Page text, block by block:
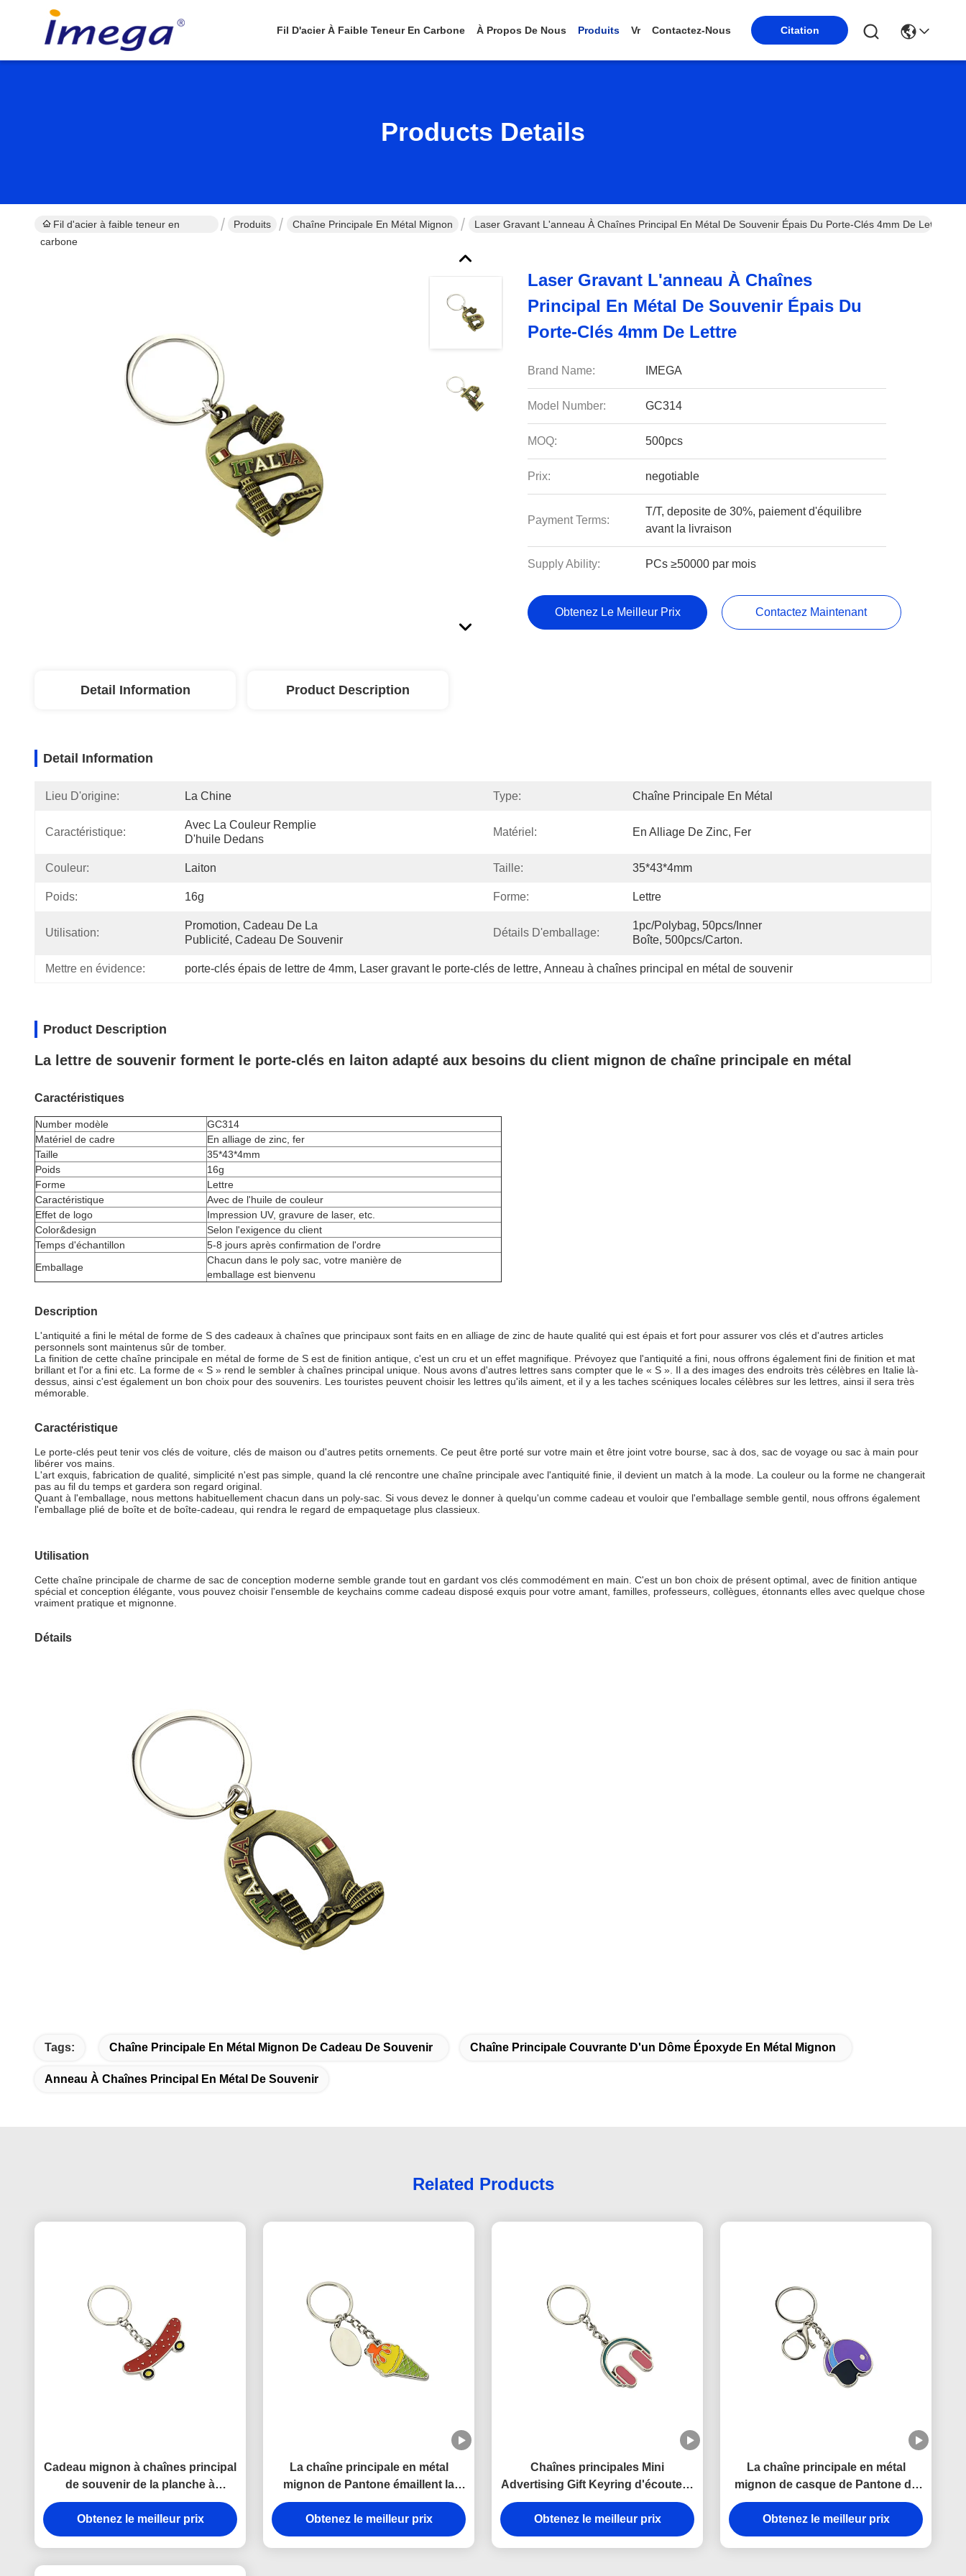
Fil D'acier À Faible Teneur En Carbone À Propos De Nous Produits Vr Contactez-Nous Citation
Products Details
Fil d'acier à faible teneur en
carbone
Produits Chaîne Principale En Métal Mignon Laser Gravant L'anneau À Chaînes Principal En Métal De Souvenir Épais Du Porte-Clés 4mm De Lettre
Laser Gravant L'anneau À Chaînes
Principal En Métal De Souvenir Épais Du
Porte-Clés 4mm De Lettre
Brand Name: IMEGA
Model Number: GC314
MOQ: 500pcs
Prix: negotiable
Payment Terms:
T/T, deposite de 30%, paiement d'équilibre
avant la livraison
Supply Ability: PCs ≥50000 par mois
Obtenez Le Meilleur Prix Contactez Maintenant
Detail Information Product Description
Detail Information
Lieu D'origine: La Chine Type: Chaîne Principale En Métal
Caractéristique:
Avec La Couleur Remplie
D'huile Dedans
Matériel: En Alliage De Zinc, Fer
Couleur: Laiton Taille: 35*43*4mm
Poids: 16g Forme: Lettre
Utilisation:
Promotion, Cadeau De La
Publicité, Cadeau De Souvenir
Détails D'emballage:
1pc/polybag, 50pcs/inner
Boîte, 500pcs/carton.
Mettre en évidence: porte-clés épais de lettre de 4mm, Laser gravant le porte-clés de lettre, Anneau à chaînes principal en métal de souvenir
Product Description
La lettre de souvenir forment le porte-clés en laiton adapté aux besoins du client mignon de chaîne principale en métal
Caractéristiques
Number modèle
GC314
Matériel de cadre
En alliage de zinc, fer
Taille
35*43*4mm
Poids
16g
Forme
Lettre
Caractéristique
Avec de l'huile de couleur
Effet de logo
Impression UV, gravure de laser, etc.
Color&design
Selon l'exigence du client
Temps d'échantillon
5-8 jours après confirmation de l'ordre
Emballage
Chacun dans le poly sac, votre manière de
emballage est bienvenu
Description
L'antiquité a fini le métal de forme de S des cadeaux à chaînes que principaux sont faits en en alliage de zinc de haute qualité qui est épais et fort pour assurer vos clés et d'autres articles
personnels sont maintenus sûr de tomber.
La finition de cette chaîne principale en métal de forme de S est de finition antique, c'est un cru et un effet magnifique. Prévoyez que l'antiquité a fini, nous offrons également fini de finition et mat
brillant et l'or a fini etc. La forme de « S » rend le sembler à chaînes principal unique. Nous avons d'autres lettres sans compter que le « S ». Il a des images des endroits très célèbres en Italie là-
dessus, ainsi c'est également un bon choix pour des souvenirs. Les touristes peuvent choisir les lettres qu'ils aiment, et il y a les taches scéniques locales célèbres sur les lettres, ainsi il sera très
mémorable.
Caractéristique
Le porte-clés peut tenir vos clés de voiture, clés de maison ou d'autres petits ornements. Ce peut être porté sur votre main et être joint votre bourse, sac à dos, sac de voyage ou sac à main pour
libérer vos mains.
L'art exquis, fabrication de qualité, simplicité n'est pas simple, quand la clé rencontre une chaîne principale avec l'antiquité finie, il devient un match à la mode. La couleur ou la forme ne changerait
pas au fil du temps et gardera son regard original.
Quant à l'emballage, nous mettons habituellement chacun dans un poly-sac. Si vous devez le donner à quelqu'un comme cadeau et vouloir que l'emballage semble gentil, nous offrons également
l'emballage plié de boîte et de boîte-cadeau, qui rendra le regard de empaquetage plus classieux.
Utilisation
Cette chaîne principale de charme de sac de conception moderne semble grande tout en gardant vos clés commodément en main. C'est un bon choix de présent optimal, avec de finition antique
spécial et conception élégante, vous pouvez choisir l'ensemble de keychains comme cadeau disposé exquis pour votre amant, familles, professeurs, collègues, étonnants elles avec quelque chose
vraiment pratique et mignonne.
Détails
Tags: Chaîne Principale En Métal Mignon De Cadeau De Souvenir Chaîne Principale Couvrante D'un Dôme Époxyde En Métal Mignon
Anneau À Chaînes Principal En Métal De Souvenir
Related Products
Cadeau mignon à chaînes principal
de souvenir de la planche à
roulettes en alliage de zinc mini
3.5mm Pantone de fer
Obtenez le meilleur prix
La chaîne principale en métal
mignon de Pantone émaillent la
chaîne principale épaisse de crème
glacée de voiture de 3mm en alliage
de zinc
Obtenez le meilleur prix
Chaînes principales Mini
Advertising Gift Keyring d'écouteur
d'émail rose de fer
Obtenez le meilleur prix
La chaîne principale en métal
mignon de casque de Pantone de
souvenir émaillent l'épaisseur
d'Iron Man 3mm
Obtenez le meilleur prix